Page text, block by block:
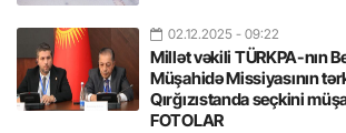
02.12.2025 - 09:22
Millət vəkili TÜRKPA-nın
Müşahidə Missiyasının
Qırğızıstanda seçkini
FOTOLAR